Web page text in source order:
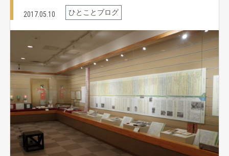
2017.05.10 ひとことブログ